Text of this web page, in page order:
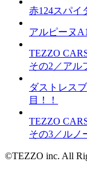
赤124スパイ
アルピーヌ
TEZZO
その2／アル
ダストレス
目！！
TEZZO
その3／ルノ
©TEZZO inc. All